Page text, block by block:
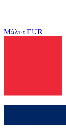
Μάλτα EUR